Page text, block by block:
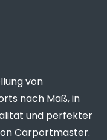
von
nach Maß, in
und perfekter
Carportmaster.